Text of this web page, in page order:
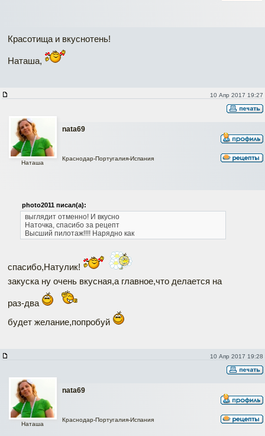
Красотища и вкуснотень!
Наташа,
10 Апр 2017 19:27
nata69
Наташа
Краснодар-Португалия-Испания
photo2011 писал(а):
выглядит отменно! И вкусно
Наточка, спасибо за рецепт
Высший пилотаж!!!! Нарядно как
спасибо,Натулик!
закуска ну очень вкусная,а главное,что делается на
раз-два
будет желание,попробуй
10 Апр 2017 19:28
nata69
Наташа
Краснодар-Португалия-Испания